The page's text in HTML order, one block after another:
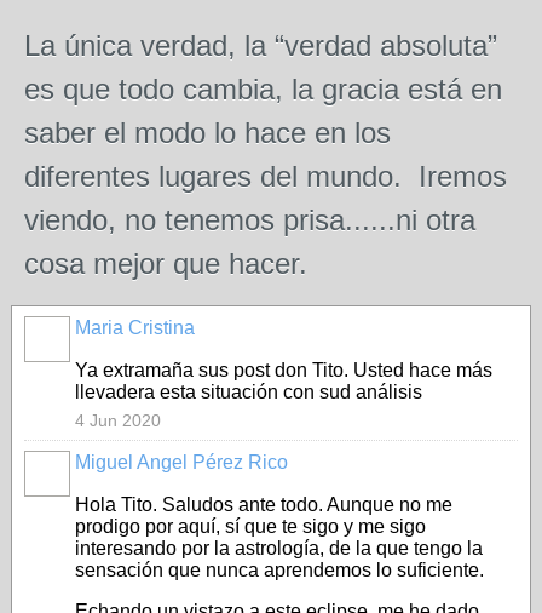
La única verdad, la “verdad absoluta”
es que todo cambia, la gracia está en
saber el modo lo hace en los
diferentes lugares del mundo. Iremos
viendo, no tenemos prisa......ni otra
cosa mejor que hacer.
Maria Cristina
Ya extramaña sus post don Tito. Usted hace más
llevadera esta situación con sud análisis
4 Jun 2020
Miguel Angel Pérez Rico
Hola Tito. Saludos ante todo. Aunque no me
prodigo por aquí, sí que te sigo y me sigo
interesando por la astrología, de la que tengo la
sensación que nunca aprendemos lo suficiente.